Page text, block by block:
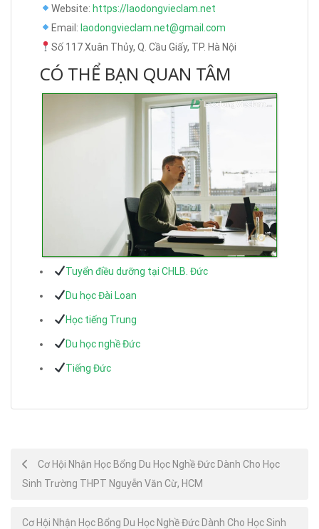
Website: https://laodongvieclam.net
Email: laodongvieclam.net@gmail.com
Số 117 Xuân Thủy, Q. Cầu Giấy, TP. Hà Nội
CÓ THỂ BẠN QUAN TÂM
Tuyển điều dưỡng tại CHLB. Đức
Du học Đài Loan
Học tiếng Trung
Du học nghề Đức
Tiếng Đức
Post
navigation
Cơ Hội Nhận Học Bổng Du Học Nghề Đức Dành Cho Học
Sinh Trường THPT Nguyễn Văn Cừ, HCM
Cơ Hội Nhận Học Bổng Du Học Nghề Đức Dành Cho Học Sinh